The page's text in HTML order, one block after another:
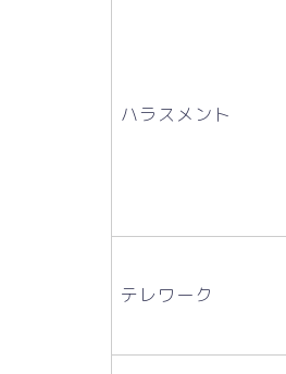
ハラスメント
テレワーク